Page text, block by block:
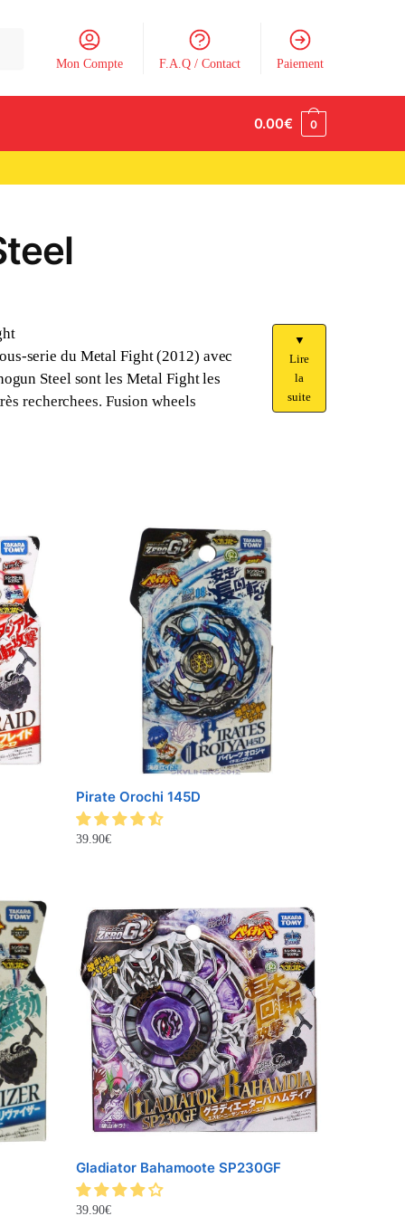
Mon Compte F.A.Q / Contact Paiement
0.00€ 0
serie du Metal Fight (2012) avec
Steel sont les Metal Fight les
recherchees. Fusion wheels
?
Fusion
Metal MastersetMetal
classique sans le mecanisme
▼
Lire
la
suite
Pirate Orochi 145D
39.90€
Gladiator Bahamoote SP230GF
39.90€